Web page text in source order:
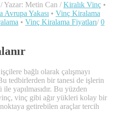
/Yazar: Metin Can / Kiralık Vinç •
Avrupa Yakası • Vinç Kiralama
• Vinç Kiralama Fiyatları/ 0
bağlı olarak çalışmayı
tedbirlerden bir tanesi de işlerin
yapılmasıdır. Bu yüzden
vinç gibi ağır yükleri kolay bir
getirebilen araçlar tercih